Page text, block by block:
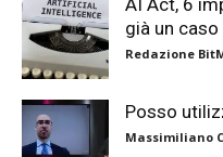
AI Act, 6
già un caso
Redazione
Posso
Massimiliano